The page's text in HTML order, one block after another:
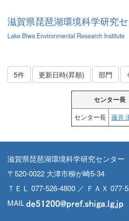
滋賀県琵琶湖環境科学研究
Lake Biwa Environmental Research Institute
5件 更新日時(昇順) 部門
センター長
センター長
藤井
滋賀県琵琶湖環境科学研究センター
〒520-0022 大津市柳が崎5-34
ＴＥＬ 077-526-4800 ／ ＦＡＸ 077-
MAIL